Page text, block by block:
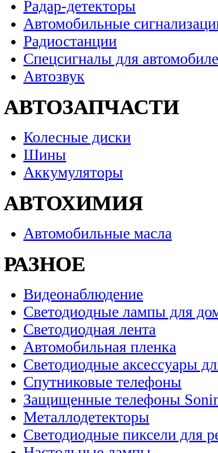
Радар-детекторы
Автомобильные
Радиостанции
Спецсигналы для
Автозвук
АВТОЗАПЧАСТИ
Колесные диски
Шины
Аккумуляторы
АВТОХИМИЯ
Автомобильные масла
РАЗНОЕ
Видеонаблюдение
Светодиодные лампы для
Светодиодная лента
Автомобильная пленка
Светодиодные аксессуары
Спутниковые телефоны
Защищенные телефоны
Металлодетекторы
Светодиодные пиксели для